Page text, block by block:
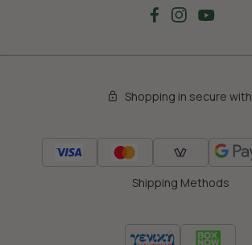
Shopping in secure with
Shipping Methods